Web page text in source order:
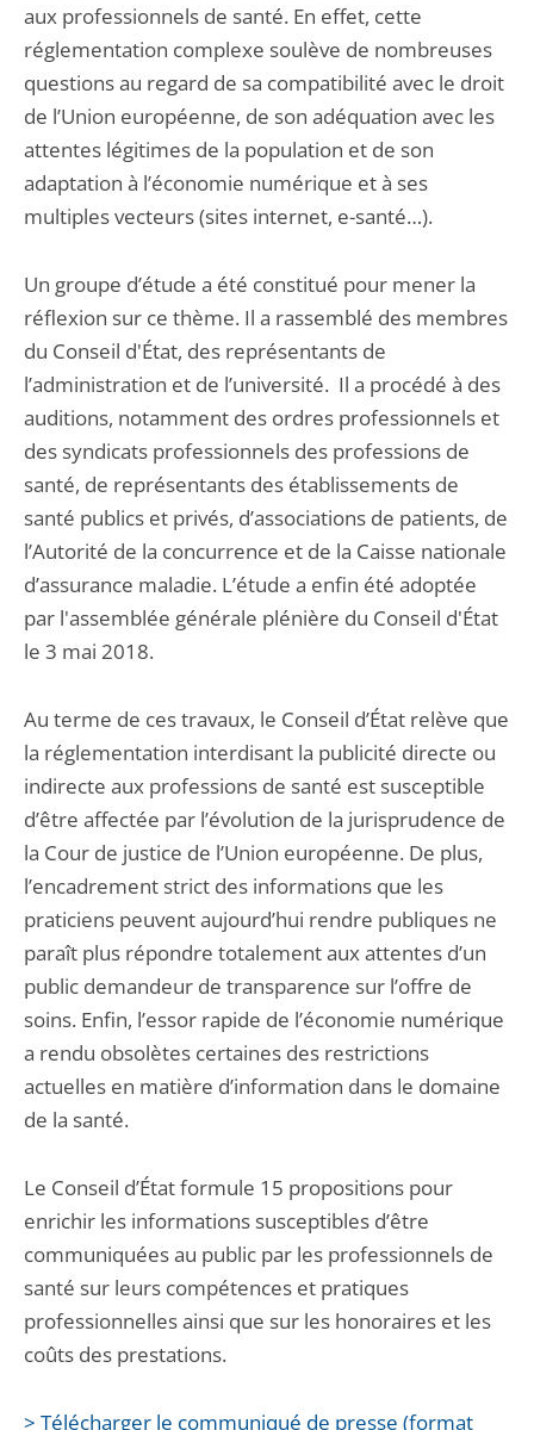
aux professionnels de santé. En effet, cette
réglementation complexe soulève de nombreuses
questions au regard de sa compatibilité avec le droit
de l’Union européenne, de son adéquation avec les
attentes légitimes de la population et de son
adaptation à l’économie numérique et à ses
multiples vecteurs (sites internet, e-santé…).
Un groupe d’étude a été constitué pour mener la
réflexion sur ce thème. Il a rassemblé des membres
du Conseil d'État, des représentants de
l’administration et de l’université. Il a procédé à des
auditions, notamment des ordres professionnels et
des syndicats professionnels des professions de
santé, de représentants des établissements de
santé publics et privés, d’associations de patients, de
l’Autorité de la concurrence et de la Caisse nationale
d’assurance maladie. L’étude a enfin été adoptée
par l'assemblée générale plénière du Conseil d'État
le 3 mai 2018.
Au terme de ces travaux, le Conseil d’État relève que
la réglementation interdisant la publicité directe ou
indirecte aux professions de santé est susceptible
d’être affectée par l’évolution de la jurisprudence de
la Cour de justice de l’Union européenne. De plus,
l’encadrement strict des informations que les
praticiens peuvent aujourd’hui rendre publiques ne
paraît plus répondre totalement aux attentes d’un
public demandeur de transparence sur l’offre de
soins. Enfin, l’essor rapide de l’économie numérique
a rendu obsolètes certaines des restrictions
actuelles en matière d’information dans le domaine
de la santé.
Le Conseil d’État formule 15 propositions pour
enrichir les informations susceptibles d’être
communiquées au public par les professionnels de
santé sur leurs compétences et pratiques
professionnelles ainsi que sur les honoraires et les
coûts des prestations.
> Télécharger le communiqué de presse (format